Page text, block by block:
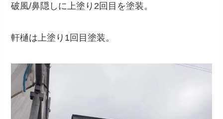
破風/鼻隠しに上塗り2回目を塗装。
軒樋は上塗り1回目塗装。